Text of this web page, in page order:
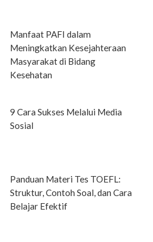
Manfaat PAFI dalam
Meningkatkan Kesejahteraan
Masyarakat di Bidang
Kesehatan
9 Cara Sukses Melalui Media
Sosial
Panduan Materi Tes TOEFL:
Struktur, Contoh Soal, dan Cara
Belajar Efektif